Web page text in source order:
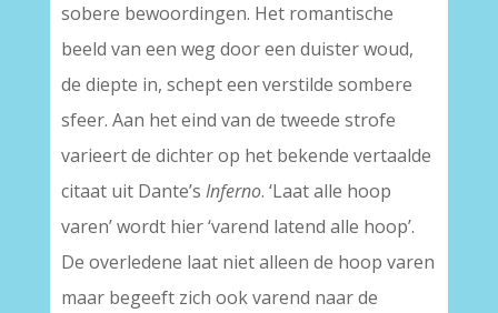
sobere bewoordingen. Het romantische
beeld van een weg door een duister woud,
de diepte in, schept een verstilde sombere
sfeer. Aan het eind van de tweede strofe
varieert de dichter op het bekende vertaalde
citaat uit Dante’s Inferno. ‘Laat alle hoop
varen’ wordt hier ‘varend latend alle hoop’.
De overledene laat niet alleen de hoop varen
maar begeeft zich ook varend naar de